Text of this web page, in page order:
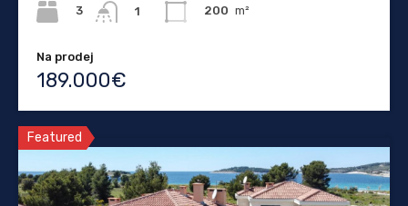
3
1
200 m²
Na prodej
189.000€
Featured